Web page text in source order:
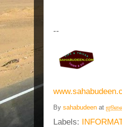
--
By sahabudeen at
Labels: